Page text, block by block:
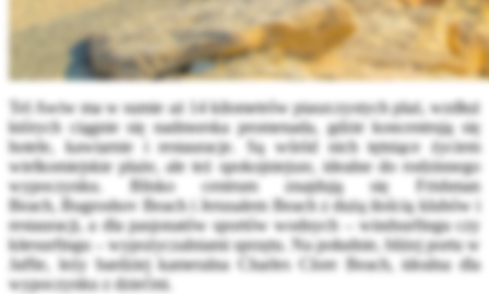
Tel Awiw ma w sumie aż 14 kilometrów piaszczystych plaż, wzdłuż
których ciągnie się nadmorska promenada, gdzie koncentrują się
hotele, kawiarnie i restauracje. Są wśród nich tętniące życiem
wielkomiejskie plaże, ale też spokojniejsze, idealne do rodzinnego
wypoczynku. Blisko centrum znajdują się Frishman
Beach, Bugroshov Beach i Jerusalem Beach z dużą ilością klubów i
restauracji, a dla pasjonatów sportów wodnych – windsurfingu czy
kitesurfingu – wypożyczalniami sprzętu. Na południe, bliżej portu w
Jaffie, leży bardziej kameralna Charles Clore Beach, idealna dla
wypoczynku z dziećmi.